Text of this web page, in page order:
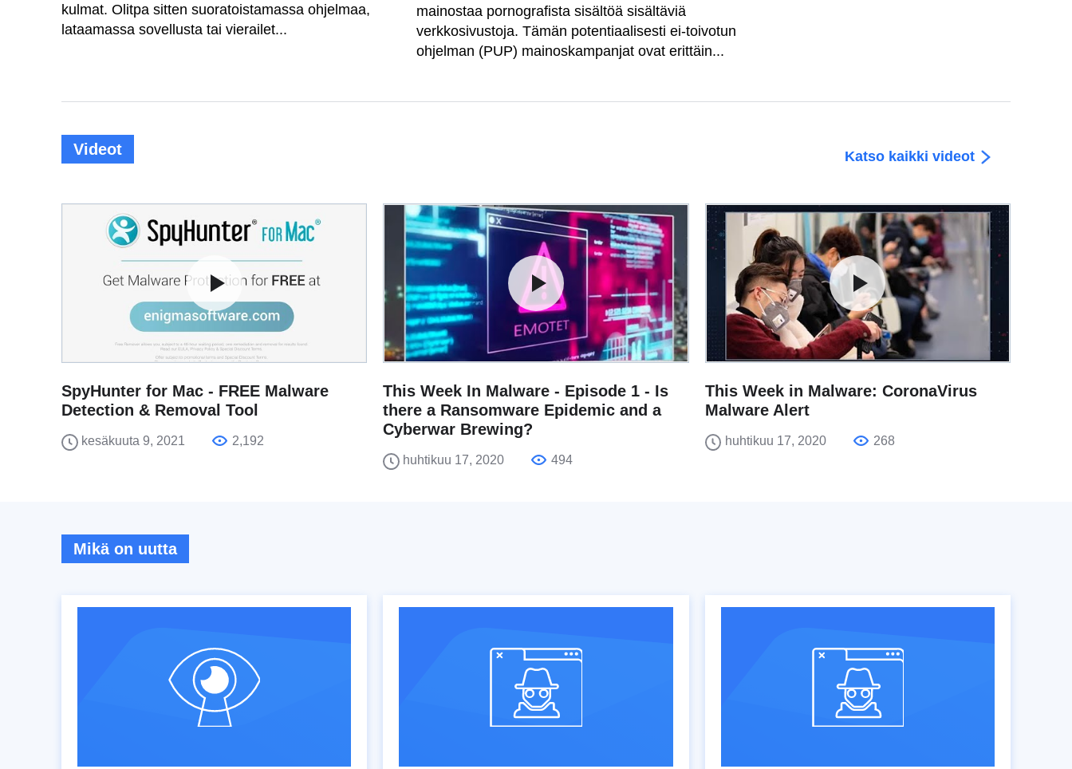
kulmat. Olitpa sitten suoratoistamassa ohjelmaa,
lataamassa sovellusta tai vierailet...
mainostaa pornografista sisältöä sisältäviä
verkkosivustoja. Tämän potentiaalisesti ei-toivotun
ohjelman (PUP) mainoskampanjat ovat erittäin...
Videot Katso kaikki videot
SpyHunter for Mac - FREE Malware
Detection & Removal Tool
kesäkuuta 9, 2021 2,192
This Week In Malware - Episode 1 - Is
there a Ransomware Epidemic and a
Cyberwar Brewing?
huhtikuu 17, 2020 494
This Week in Malware: CoronaVirus
Malware Alert
huhtikuu 17, 2020 268
Mikä on uutta